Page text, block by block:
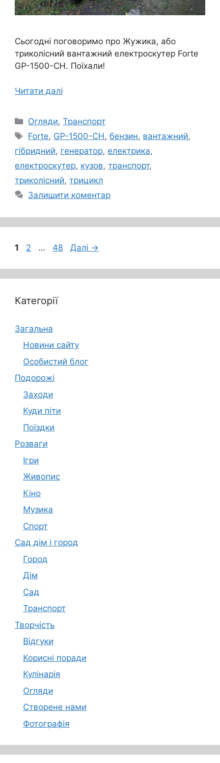
Сьогодні поговоримо про Жужика, або
триколісний вантажний електроскутер Forte
GP-1500-CH. Поїхали!
Читати далі
Категорії
Огляди,Транспорт
Позначки
Forte, GP-1500-CH ,бензин, вантажний,
гібридний, генератор, електрика,
електроскутер, кузов, транспорт,
триколісний, трицикл
Залишити коментар
Сторінка
1 Сторінка
2 … Сторінка
48 Далі →
Категорії
Загальна
Новини сайту
Особистий блог
Подорожі
Заходи
Куди піти
Поїздки
Розваги
Ігри
Живопис
Кіно
Музика
Спорт
Сад дім і город
Город
Дім
Сад
Транспорт
Творчість
Відгуки
Корисні поради
Кулінарія
Огляди
Створене нами
Фотографія